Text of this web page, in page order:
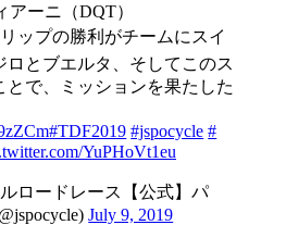
アーニ（DQT）
ップの勝利がチームにスイ
ロとブエルタ、そしてこのス
とで、ミッションを果たした
#TDF2019 #jspocycle #
YuPHoVt1eu
ロードレース【公式】パ
July 9, 2019